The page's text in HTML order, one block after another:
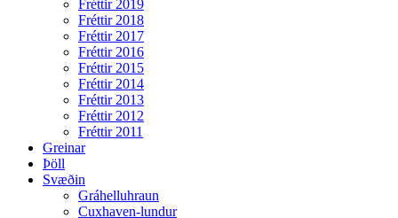
Fréttir 2019
Fréttir 2018
Fréttir 2017
Fréttir 2016
Fréttir 2015
Fréttir 2014
Fréttir 2013
Fréttir 2012
Fréttir 2011
Greinar
Þöll
Svæðin
Gráhelluhraun
Cuxhaven-lundur